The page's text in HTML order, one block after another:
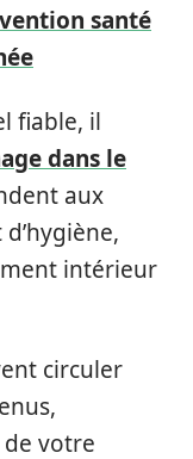
santé
fiable, il
dans le
aux
intérieur
circuler
de votre